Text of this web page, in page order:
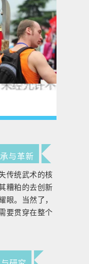
与革新
传统武术的核
糟粕的去创新
眼。
当然了，
要贯穿在整个